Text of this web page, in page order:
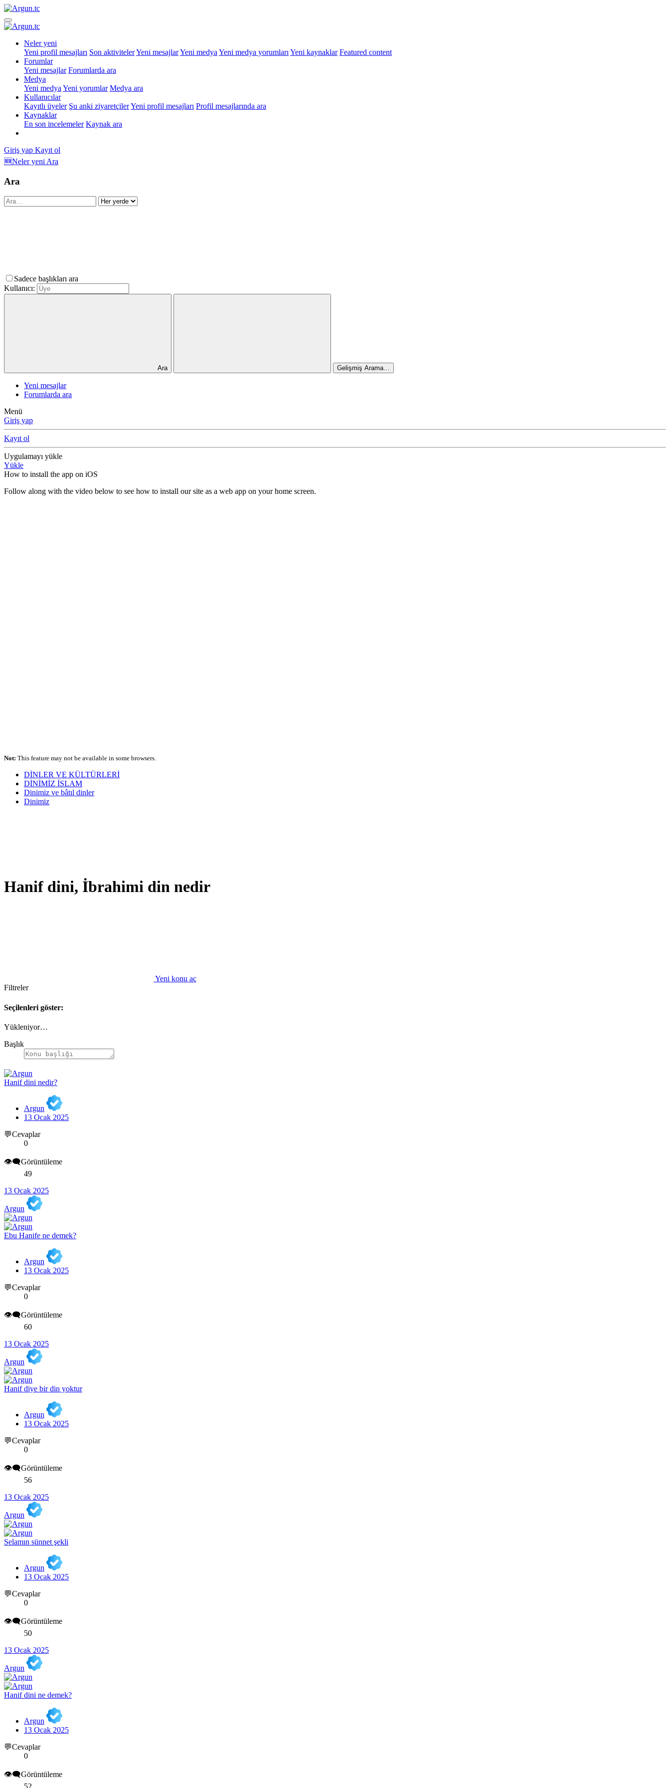
Neler yeni
Yeni profil mesajları Son aktivitelerYeni mesajlarYeni medya Yeni medya yorumları Yeni kaynaklar Featured content
Forumlar
Yeni mesajlar Forumlarda ara
Medya
Yeni medya Yeni yorumlar Medya ara
Kullanıcılar
Kayıtlı üyeler Şu anki ziyaretçilerYeni profil mesajları Profil mesajlarında ara
Kaynaklar
En son incelemeler Kaynak ara
Giriş yap Kayıt ol
🆕Neler yeni Ara
Ara
Sadece başlıkları ara
Kullanıcı:
Ara Gelişmiş Arama…
Yeni mesajlar
Forumlarda ara
Menü
Giriş yap
Kayıt ol
Uygulamayı yükle
Yükle
How to install the app on iOS
Follow along with the video below to see how to install our site as a web app on your home screen.
Not: This feature may not be available in some browsers.
DİNLER VE KÜLTÜRLERİ
DİNİMİZ İSLAM
Dinimiz ve bâtıl dinler
Dinimiz
Hanif dini, İbrahimi din nedir
Yeni konu aç
Filtreler
Seçilenleri göster:
Yükleniyor…
Başlık
Hanif dini nedir?
Argun
13 Ocak 2025
💬Cevaplar
0
👁️‍🗨️Görüntüleme
49
13 Ocak 2025
Argun
Ebu Hanife ne demek?
Argun
13 Ocak 2025
💬Cevaplar
0
👁️‍🗨️Görüntüleme
60
13 Ocak 2025
Argun
Hanif diye bir din yoktur
Argun
13 Ocak 2025
💬Cevaplar
0
👁️‍🗨️Görüntüleme
56
13 Ocak 2025
Argun
Selamın sünnet şekli
Argun
13 Ocak 2025
💬Cevaplar
0
👁️‍🗨️Görüntüleme
50
13 Ocak 2025
Argun
Hanif dini ne demek?
Argun
13 Ocak 2025
💬Cevaplar
0
👁️‍🗨️Görüntüleme
52